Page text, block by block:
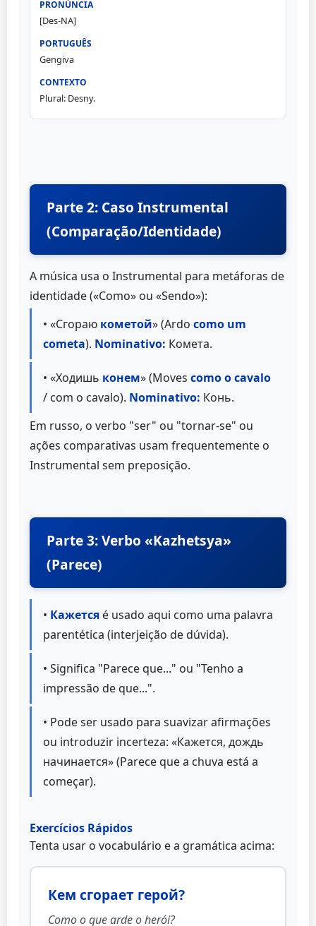
[Des-NA]
Gengiva
Plural: Desny.
Parte 2: Caso Instrumental
(Comparação/Identidade)
A música usa o Instrumental para metáforas de
identidade («Como» ou «Sendo»):
• «Сгораю кометой» (Ardo como um
cometa). Nominativo: Комета.
• «Ходишь конем» (Moves como o cavalo
/ com o cavalo). Nominativo: Конь.
Em russo, o verbo "ser" ou "tornar-se" ou
ações comparativas usam frequentemente o
Instrumental sem preposição.
Parte 3: Verbo «Kazhetsya»
(Parece)
• Кажется é usado aqui como uma palavra
parentética (interjeição de dúvida).
• Significa "Parece que..." ou "Tenho a
impressão de que...".
• Pode ser usado para suavizar afirmações
ou introduzir incerteza: «Кажется, дождь
начинается» (Parece que a chuva está a
começar).
Exercícios Rápidos
Tenta usar o vocabulário e a gramática acima:
Кем сгорает герой?
Como o que arde o herói?